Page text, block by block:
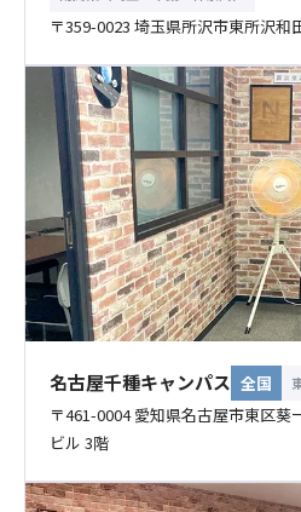
〒359-0023 埼玉県所沢市東所沢和
名古屋千種キャンパス 全国
〒461-0004 愛知県名古屋市東区葵
ビル 3階